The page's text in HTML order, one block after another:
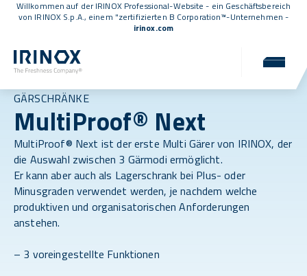
Willkommen auf der IRINOX Professional-Website - ein Geschäftsbereich
von IRINOX S.p.A., einem "zertifizierten B Corporation™-Unternehmen -
irinox.com
GÄRSCHRÄNKE
MultiProof® Next
MultiProof® Next ist der erste Multi Gärer von IRINOX, der
die Auswahl zwischen 3 Gärmodi ermöglicht.
Er kann aber auch als Lagerschrank bei Plus- oder
Minusgraden verwendet werden, je nachdem welche
produktiven und organisatorischen Anforderungen
anstehen.
– 3 voreingestellte Funktionen